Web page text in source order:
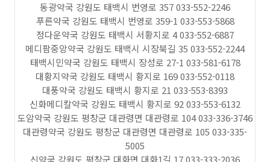
동광약국 강원도 태백시 번영로 357 033-552-2246
푸른약국 강원도 태백시 번영로 359-1 033-553-5868
정다운약국 강원도 태백시 서황지로 4 033-552-6887
메디팜중앙약국 강원도 태백시 시장북길 35 033-552-2244
태백시민약국 강원도 태백시 장성로 27-1 033-581-6178
대황지약국 강원도 태백시 황지로 169 033-552-0118
대풍약국 강원도 태백시 황지로 21 033-553-8393
신화메디칼약국 강원도 태백시 황지로 92 033-553-6132
도암약국 강원도 평창군 대관령면 대관령로 104 033-336-3746
대관령약국 강원도 평창군 대관령면 대관령로 105 033-335-
5005
신약국 강원도 평창군 대화면 대화1길 17 033-333-2036